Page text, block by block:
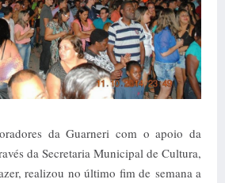
da Guarneri com o apoio da
da Secretaria Municipal de Cultura,
realizou no último fim de semana a